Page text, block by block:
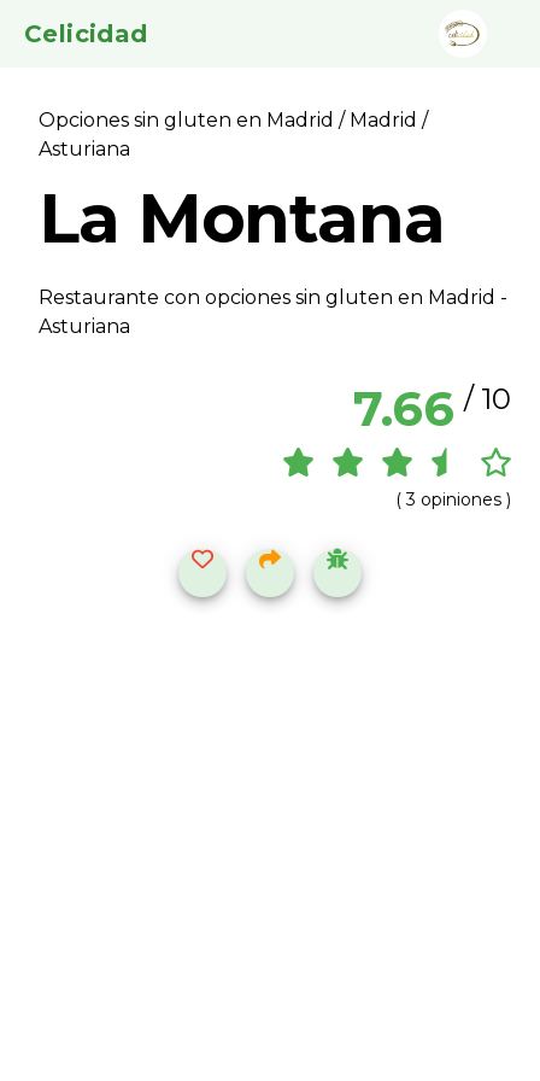
Celicidad
Opciones sin gluten en Madrid / Madrid /
Asturiana
La Montana
Restaurante con opciones sin gluten en Madrid -
Asturiana
7.66 / 10
( 3 opiniones )